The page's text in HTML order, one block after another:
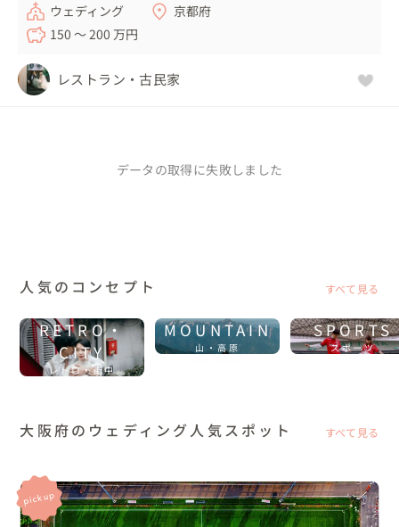
ウェディング
京都府
150 〜 200 万円
レストラン・古民家
データの取得に失敗しました
人気のコンセプト すべて見る
RETRO・
CITY
レトロ・街中
MOUNTAIN
山・高原
SPORTS
スポーツ
大阪府のウェディング人気スポット すべて見る